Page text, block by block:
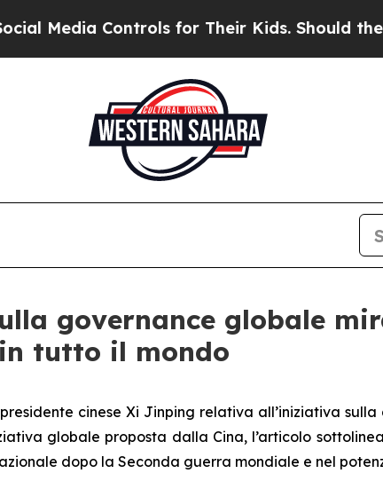
Controls for Their Kids. Should the US?
governance globale
tutto il mondo
cinese Xi Jinping relativa all’iniziativa
globale proposta dalla Cina, l’articolo
dopo la Seconda guerra mondiale e nel